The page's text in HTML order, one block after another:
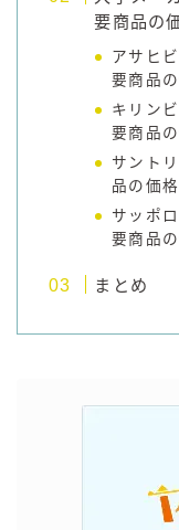
要商品の
アサヒ
要商品
キリン
要商品
サント
品の価
サッポ
要商品
まとめ